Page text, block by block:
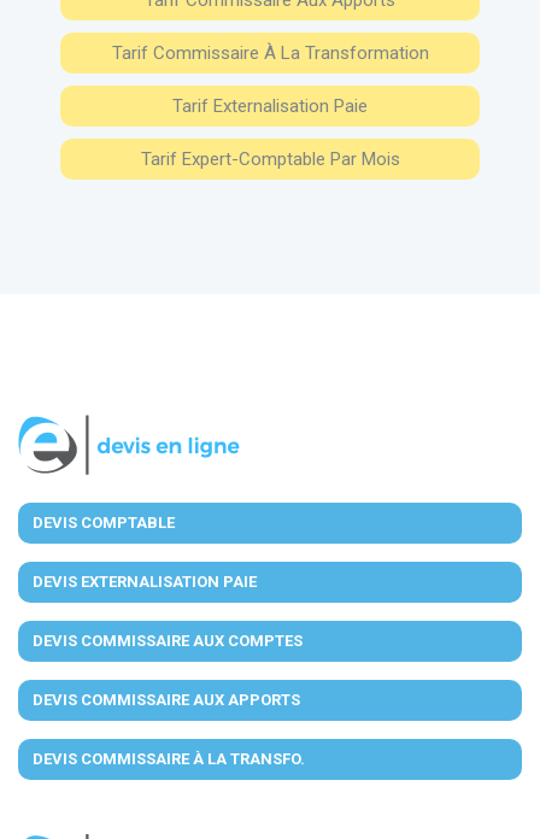
Tarif Commissaire À La Transformation
Tarif Externalisation Paie
Tarif Expert-Comptable Par Mois
DEVIS COMPTABLE
DEVIS EXTERNALISATION PAIE
DEVIS COMMISSAIRE AUX COMPTES
DEVIS COMMISSAIRE AUX APPORTS
DEVIS COMMISSAIRE À LA TRANSFO.